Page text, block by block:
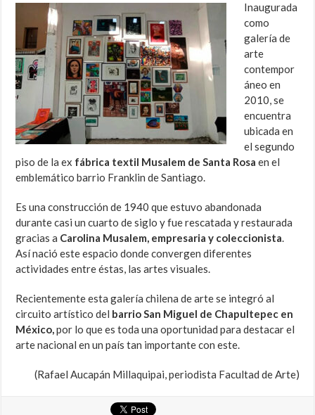
Inaugurada
como
galería de
arte
contempor
áneo en
2010, se
encuentra
ubicada en
el segundo
piso de la ex fábrica textil Musalem de Santa Rosa en el
emblemático barrio Franklin de Santiago.
Es una construcción de 1940 que estuvo abandonada
durante casi un cuarto de siglo y fue rescatada y restaurada
gracias a Carolina Musalem, empresaria y coleccionista.
Así nació este espacio donde convergen diferentes
actividades entre éstas, las artes visuales.
Recientemente esta galería chilena de arte se integró al
circuito artístico del barrio San Miguel de Chapultepec en
México,por lo que es toda una oportunidad para destacar el
arte nacional en un país tan importante con este.
(Rafael Aucapán Millaquipai, periodista Facultad de Arte)